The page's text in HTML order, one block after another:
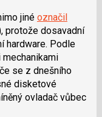
i
jiné označil
protože dosavadní
hardware. Podle
se z dnešního
disketové
ovladač vůbec